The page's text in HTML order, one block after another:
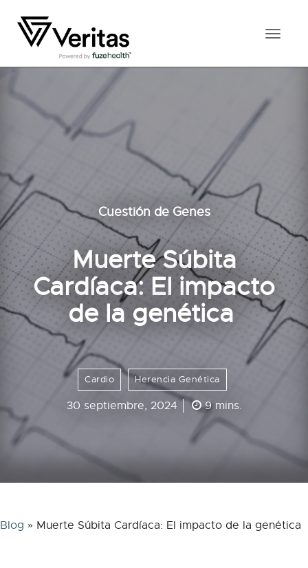
Cuestión de Genes
Muerte Súbita
Cardíaca: El impacto
de la genética
Cardio Herencia Genética
30 septiembre, 2024 9 mins.
Blog » Muerte Súbita Cardíaca: El impacto de la genética